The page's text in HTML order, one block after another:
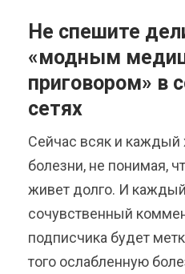
Не спешите
«модным
приговором» в
сетях
Сейчас всяк и каждый
болезни, не понимая,
живет долго. И
сочувственный
подписчика будет
того ослабленную